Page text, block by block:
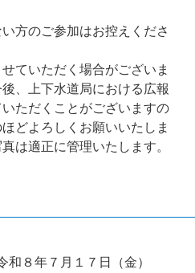
方のご参加はお控えくださ
ていただく場合がございま
、上下水道局における広報
ただくことがございますの
どよろしくお願いいたしま
は適正に管理いたします。
８年７月１７日（金）